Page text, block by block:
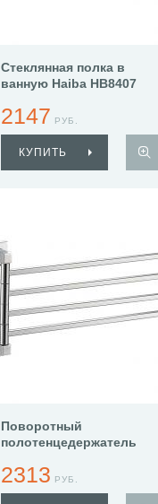
Стеклянная полка в
ванную Haiba HB8407
2147 РУБ.
КУПИТЬ
Поворотный
полотенцедержатель
2313 РУБ.